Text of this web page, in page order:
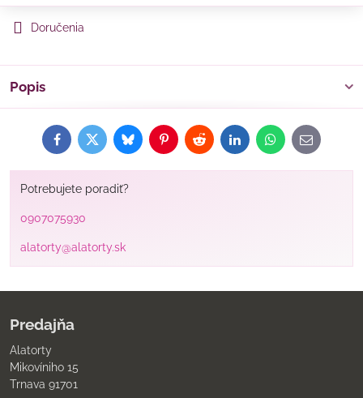
Doručenia
Popis
FacebookTwitterBlueskyPinterestRedditLinkedInWhatsApp
E-
mail
Potrebujete poradiť?
0907075930
alatorty@alatorty.sk
Predajňa
Alatorty
Mikovíniho 15
Trnava 91701